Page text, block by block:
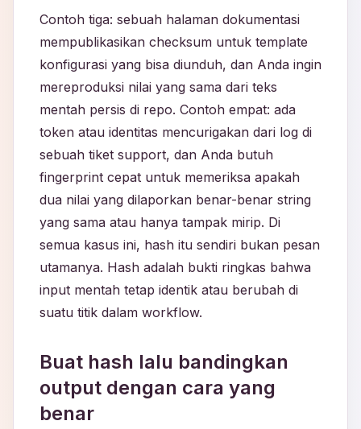
Contoh tiga: sebuah halaman dokumentasi
mempublikasikan checksum untuk template
konfigurasi yang bisa diunduh, dan Anda ingin
mereproduksi nilai yang sama dari teks
mentah persis di repo. Contoh empat: ada
token atau identitas mencurigakan dari log di
sebuah tiket support, dan Anda butuh
fingerprint cepat untuk memeriksa apakah
dua nilai yang dilaporkan benar-benar string
yang sama atau hanya tampak mirip. Di
semua kasus ini, hash itu sendiri bukan pesan
utamanya. Hash adalah bukti ringkas bahwa
input mentah tetap identik atau berubah di
suatu titik dalam workflow.
Buat hash lalu bandingkan
output dengan cara yang
benar